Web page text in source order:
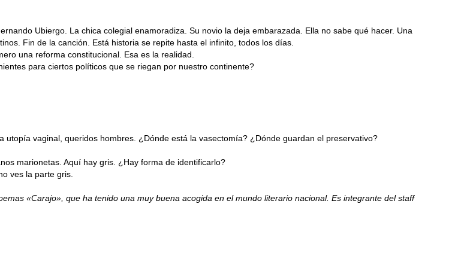
Ubiergo. La chica colegial enamoradiza. Su novio la deja embarazada. Ella no sabe qué hacer. Una
Fin de la canción. Está historia se repite hasta el infinito, todos los días.
una reforma constitucional. Esa es la realidad.
para ciertos políticos que se riegan por nuestro continente?
utopía vaginal, queridos hombres. ¿Dónde está la vasectomía? ¿Dónde guardan el preservativo?
marionetas. Aquí hay gris. ¿Hay forma de identificarlo?
ves la parte gris.
«Carajo», que ha tenido una muy buena acogida en el mundo literario nacional. Es integrante del staff